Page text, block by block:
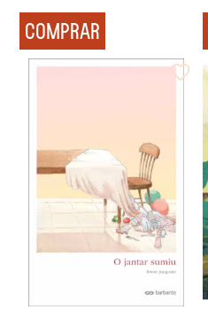
COMPRAR